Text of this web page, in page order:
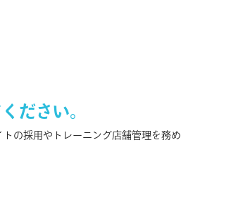
ださい。
の採用やトレーニング店舗管理を務め